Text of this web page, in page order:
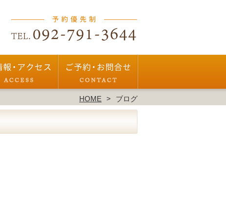
HOME ブログ